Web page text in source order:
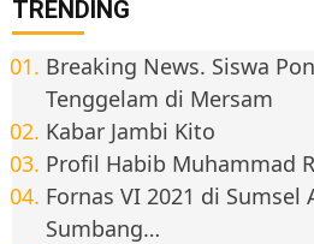
TRENDING
Breaking News. Siswa
Tenggelam di Mersam
Kabar Jambi Kito
Profil Habib Muhammad
Fornas VI 2021 di
Sumbang…